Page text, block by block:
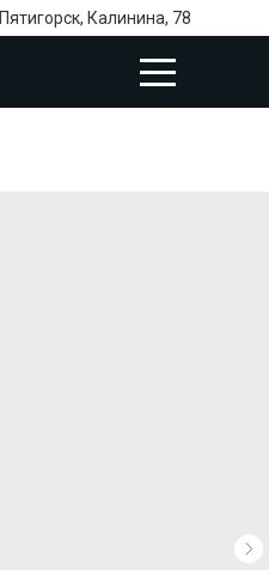
Пятигорск, Калинина, 78